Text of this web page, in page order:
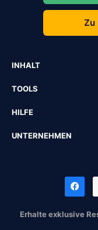
Zu
INHALT
TOOLS
HILFE
UNTERNEHMEN
Erhalte exklusive